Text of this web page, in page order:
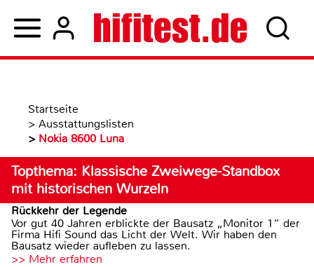
Startseite
> Ausstattungslisten
> Nokia 8600 Luna
Topthema: Klassische Zweiwege-Standbox
mit historischen Wurzeln
Rückkehr der Legende
Vor gut 40 Jahren erblickte der Bausatz „Monitor 1“ der
Firma Hifi Sound das Licht der Welt. Wir haben den
Bausatz wieder aufleben zu lassen.
>> Mehr erfahren